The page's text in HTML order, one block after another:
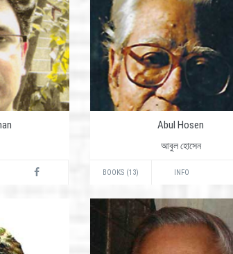
Abul Hosen
আবুল হোসেন
BOOKS (13) INFO